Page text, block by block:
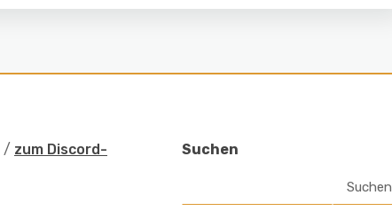
/ zum Discord-
Suchen
Suchen